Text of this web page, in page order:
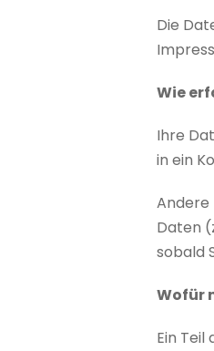
Die
Wie
Ihre
in ein
Andere
Daten
sobald
Wofür
Ein